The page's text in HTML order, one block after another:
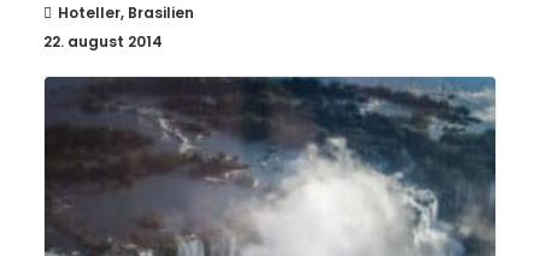
Hoteller, Brasilien
22. august 2014